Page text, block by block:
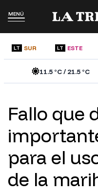
MENÚ
LT SUR LT ESTE
11.5°C /21.5°C
Fallo que
para el
de la